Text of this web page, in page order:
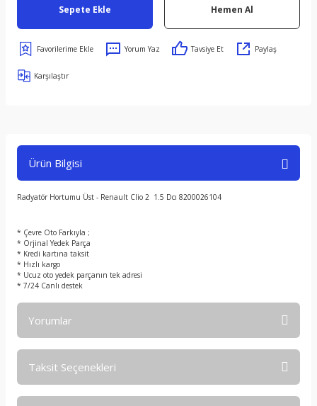
Sepete Ekle Hemen Al
Yorum Yaz Tavsiye Et Paylaş
Karşılaştır
Ürün Bilgisi
Radyatör Hortumu Üst - Renault Clio 2 1.5 Dcı 8200026104
* Çevre Oto Farkıyla ;
* Orjinal Yedek Parça
* Kredi kartına taksit
* Hızlı kargo
* Ucuz oto yedek parçanın tek adresi
* 7/24 Canlı destek
Yorumlar
Taksit Seçenekleri